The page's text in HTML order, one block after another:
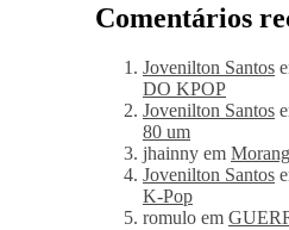
Comentários
Jovenilton Santos
DO KPOP
Jovenilton Santos
80 um
jhainny em
Jovenilton Santos
K-Pop
romulo em